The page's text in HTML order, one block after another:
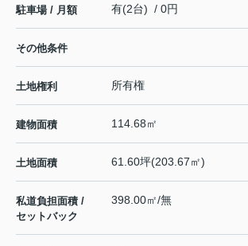
駐車場 / 月額 有(2台) / 0円
その他条件
土地権利 所有権
建物面積 114.68㎡
土地面積 61.60坪(203.67㎡)
私道負担面積 /
セットバック
398.00㎡/無